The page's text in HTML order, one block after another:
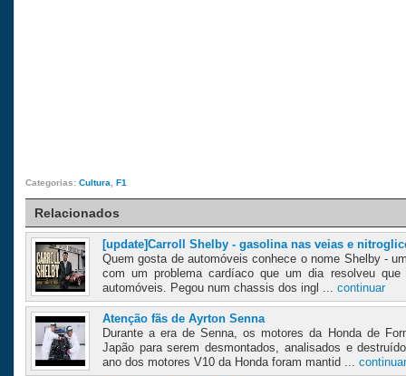
Categorias: Cultura F1
Relacionados
[update]Carroll Shelby - gasolina nas veias e
Quem gosta de automóveis conhece o nome Shelby -
com um problema cardíaco que um dia resolveu que
automóveis. Pegou num chassis dos ingl ... continuar
Atenção fãs de Ayrton Senna
Durante a era de Senna, os motores da Honda de
Japão para serem desmontados, analisados e
ano dos motores V10 da Honda foram mantid ... continuar